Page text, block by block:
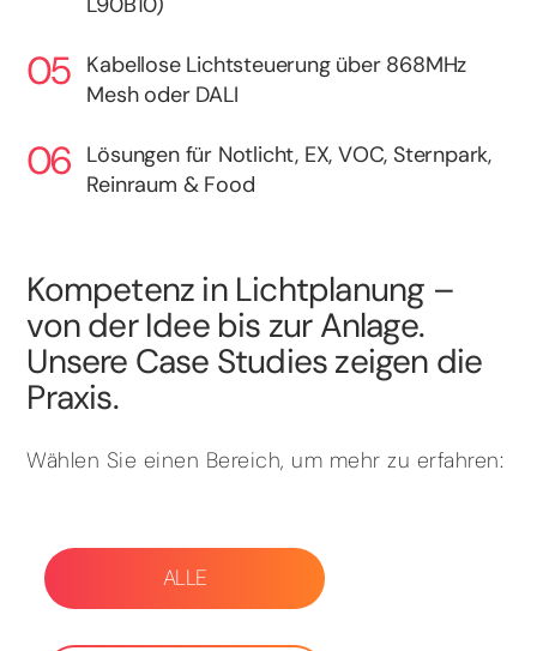
Kabellose Lichtsteuerung über 868MHz
Mesh oder DALI
Lösungen für Notlicht, EX, VOC, Sternpark,
Reinraum & Food
Kompetenz in Lichtplanung –
von der Idee bis zur Anlage.
Unsere Case Studies zeigen die
Praxis.
Wählen Sie einen Bereich, um mehr zu erfahren:
ALLE